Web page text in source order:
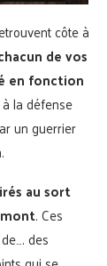
côte à
de vos
en fonction
la défense
un guerrier
au sort
. Ces
des